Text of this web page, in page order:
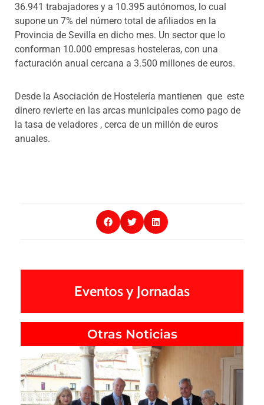
36.941 trabajadores y a 10.395 autónomos, lo cual
supone un 7% del número total de afiliados en la
Provincia de Sevilla en dicho mes. Un sector que lo
conforman 10.000 empresas hosteleras, con una
facturación anual cercana a 3.500 millones de euros.
Desde la Asociación de Hostelería mantienen que este
dinero revierte en las arcas municipales como pago de
la tasa de veladores , cerca de un millón de euros
anuales.
Eventos y Jornadas
Otras Noticias